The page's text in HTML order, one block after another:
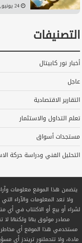
24 يونيو, 2026 11:28 م
التصنيفات
أخبار نور كابيتال
عاجل
التقارير الاقتصادية
تعلم التداول والاستثمار
مستجدات أسواق
التحليل الفني ودراسة حركة
يتضمن هذا الموقع معلومات
ولا تعد المعلومات والآراء
لشراء أو بيع أو الاكتتاب في أي
مصادر موثوق بها ولكنها
مستخدمي هذا الموقع أي مخاطر
مادة، ولا تتحملنور تريندز أي